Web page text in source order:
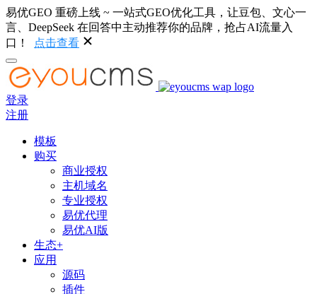
易优GEO 重磅上线 ~ 一站式GEO优化工具，让豆包、文心一
言、DeepSeek 在回答中主动推荐你的品牌，抢占AI流量入
口！
点击查看
登录
注册
模板
购买
商业授权
主机域名
专业授权
易优代理
易优AI版
生态+
应用
源码
插件